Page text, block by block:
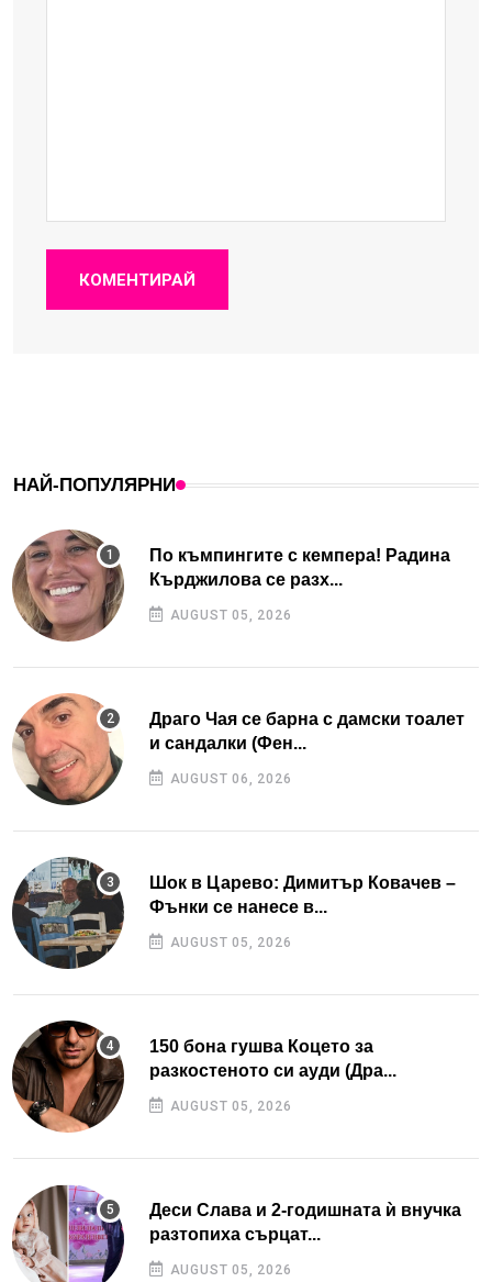
КОМЕНТИРАЙ
НАЙ-ПОПУЛЯРНИ
По къмпингите с кемпера! Радина
Кърджилова се разх...
AUGUST 05, 2026
Драго Чая се барна с дамски тоалет
и сандалки (Фен...
AUGUST 06, 2026
Шок в Царево: Димитър Ковачев –
Фънки се нанесе в...
AUGUST 05, 2026
150 бона гушва Коцето за
разкостеното си ауди (Дра...
AUGUST 05, 2026
Деси Слава и 2-годишната ѝ внучка
разтопиха сърцат...
AUGUST 05, 2026